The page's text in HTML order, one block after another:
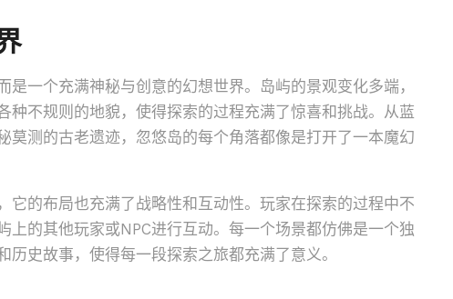
是一个充满神秘与创意的幻想世界。岛屿的景观变化多端，
种不规则的地貌，使得探索的过程充满了惊喜和挑战。从蓝
莫测的古老遗迹，忽悠岛的每个角落都像是打开了一本魔幻
它的布局也充满了战略性和互动性。玩家在探索的过程中不
上的其他玩家或NPC进行互动。每一个场景都仿佛是一个独
史故事，使得每一段探索之旅都充满了意义。